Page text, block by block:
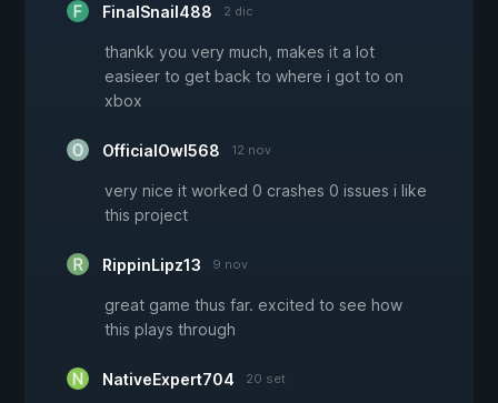
FinalSnail488 2 dic
thankk you very much, makes it a lot
easieer to get back to where i got to on
xbox
OfficialOwl568 12 nov
very nice it worked 0 crashes 0 issues i like
this project
RippinLipz13 9 nov
great game thus far. excited to see how
this plays through
NativeExpert704 20 set